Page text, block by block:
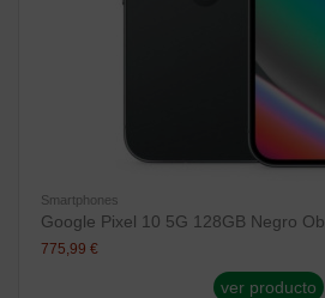
Smartphones
Google Pixel 10 5G 128GB Negro
775,99 €
ver producto